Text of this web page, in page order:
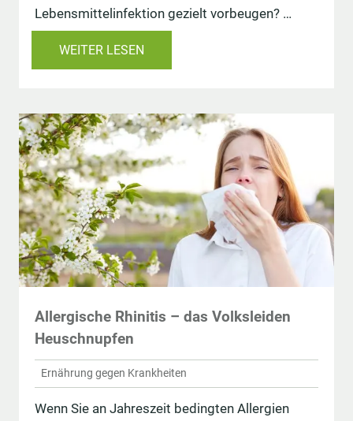
Lebensmittelinfektion gezielt vorbeugen? …
WEITER LESEN
Allergische Rhinitis – das Volksleiden
Heuschnupfen
Ernährung gegen Krankheiten
Wenn Sie an Jahreszeit bedingten Allergien